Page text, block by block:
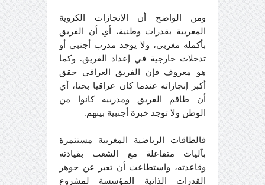
ومن الواضح أن الإنجازات الكروية
المغربية بقدرات وطنية، أي أن الفريق
بأكمله مغربي، ولا يوجد مدرب أجنبي أو
تدخلات خارجية في إعداد الفريق. وكما
هو معروف فإن الفريق العراقي حقق
أكبر إنجازاته عندما كان عراقيا بحتا، أي
أن طاقم الفريق ومدربيه كانوا من
الوطن ولا توجد خبرة أجنبية بينهم.
فالطاقات الرياضية المغربية مستثمرة
بآليات متفاعلة مع الشعب بقيادته
وقاعدته، واستطاعت أن تعبر عن جوهر
القدرات الذاتية المؤسسة لمشروع